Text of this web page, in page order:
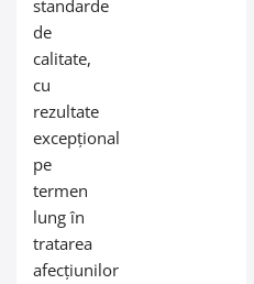
standarde
de
calitate,
cu
rezultate
excepționale
pe
termen
lung în
tratarea
afecțiunilor